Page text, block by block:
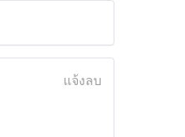
แจ้งลบ